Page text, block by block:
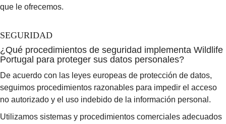
que le ofrecemos.
SEGURIDAD
¿Qué procedimientos de seguridad implementa Wildlife
Portugal para proteger sus datos personales?
De acuerdo con las leyes europeas de protección de datos,
seguimos procedimientos razonables para impedir el acceso
no autorizado y el uso indebido de la información personal.
Utilizamos sistemas y procedimientos comerciales adecuados